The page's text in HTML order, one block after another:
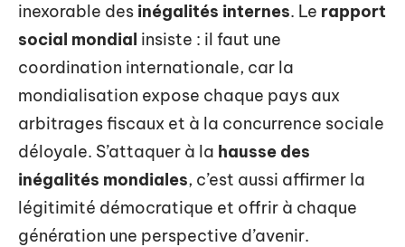
inexorable des inégalités internes. Le rapport
social mondial insiste : il faut une
coordination internationale, car la
mondialisation expose chaque pays aux
arbitrages fiscaux et à la concurrence sociale
déloyale. S’attaquer à la hausse des
inégalités mondiales, c’est aussi affirmer la
légitimité démocratique et offrir à chaque
génération une perspective d’avenir.